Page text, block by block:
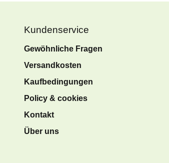
Kundenservice
Gewöhnliche Fragen
Versandkosten
Kaufbedingungen
Policy & cookies
Kontakt
Über uns